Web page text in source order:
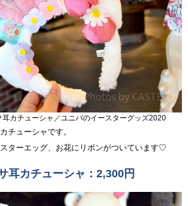
カチューシャ／ユニバのイースターグッズ2020
チューシャです。
ターエッグ、お花にリボンがついています♡
耳カチューシャ：2,300円